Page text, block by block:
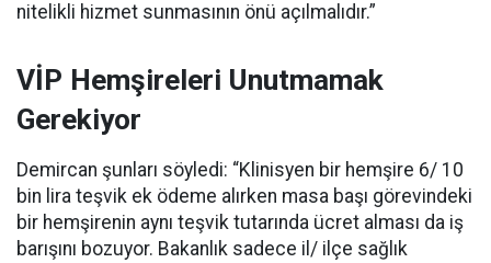
nitelikli hizmet sunmasının önü açılmalıdır.”
VİP Hemşireleri Unutmamak
Gerekiyor
Demircan şunları söyledi: “Klinisyen bir hemşire 6/ 10
bin lira teşvik ek ödeme alırken masa başı görevindeki
bir hemşirenin aynı teşvik tutarında ücret alması da iş
barışını bozuyor. Bakanlık sadece il/ ilçe sağlık